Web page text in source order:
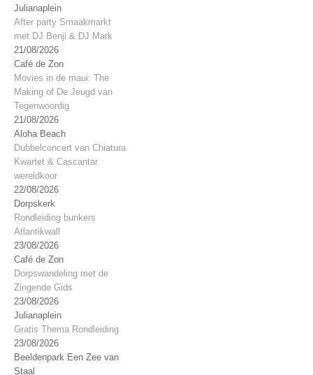
Julianaplein
After party Smaakmarkt
met DJ Benji & DJ Mark
21/08/2026
Café de Zon
Movies in de maui: The
Making of De Jeugd van
Tegenwoordig
21/08/2026
Aloha Beach
Dubbelconcert van Chiatura
Kwartet & Cascantar
wereldkoor
22/08/2026
Dorpskerk
Rondleiding bunkers
Atlantikwall
23/08/2026
Café de Zon
Dorpswandeling met de
Zingende Gids
23/08/2026
Julianaplein
Gratis Thema Rondleiding
23/08/2026
Beeldenpark Een Zee van
Staal